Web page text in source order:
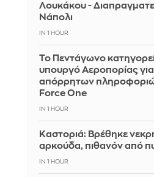
Λουκάκου -
Νάπολι
IN 1 HOUR
Το Πεντάγωνο
υπουργό Αεροπορίας
απόρρητων
Force One
IN 1 HOUR
Καστοριά: Βρέθηκε
αρκούδα, πιθανόν από
IN 1 HOUR